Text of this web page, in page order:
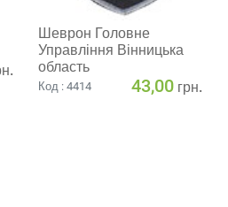
Шеврон Головне
Управління Вінницька
область
Код : 4414 43,00 грн.